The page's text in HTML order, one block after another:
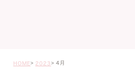
HOME 2023 4月